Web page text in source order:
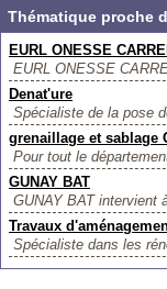
Thématique proche
EURL ONESSE
EURL ONESSE
Denat'ure
Spécialiste de la pose
grenaillage et sablage
Pour tout le
GUNAY BAT
GUNAY BAT intervient
Travaux
Spécialiste dans les